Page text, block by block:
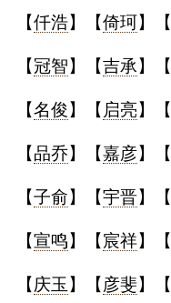
【仟浩】【倚珂】【
【冠智】【吉承】【
【名俊 】【 启亮】【
【品乔】【嘉彦】【
【子俞】【宇晋】【
【宣鸣】【宸祥】【
【庆玉 】【 彦斐】【